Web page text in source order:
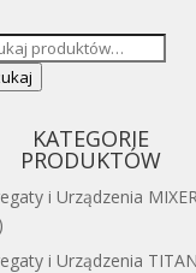
KATEGORIE
PRODUKTÓW
i Urządzenia
i Urządzenia TITAN